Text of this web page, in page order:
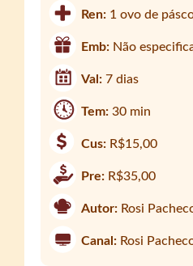
Ren: 1 ovo de
Emb: Não
Val:7 dias
Tem:30 min
Cus: R$15,00
Pre: R$35,00
Autor: Rosi
Canal: Rosi